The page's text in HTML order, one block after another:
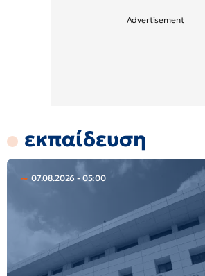
εκπαίδευση
07.08.2026 - 05:00